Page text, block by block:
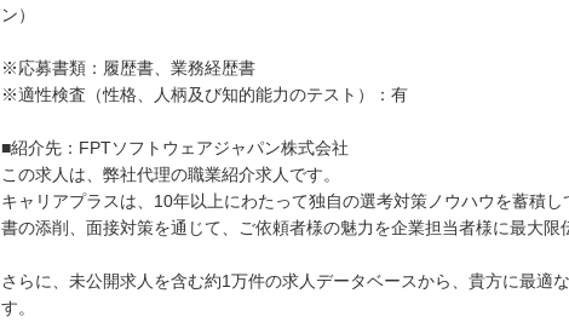
ン）
※応募書類：履歴書、業務経歴書
※適性検査（性格、人柄及び知的能力のテスト）：有
■紹介先：FPTソフトウェアジャパン株式会社
この求人は、弊社代理の職業紹介求人です。
キャリアプラスは、10年以上にわたって独自の選考対策ノウハウを蓄積
書の添削、面接対策を通じて、ご依頼者様の魅力を企業担当者様に最大
さらに、未公開求人を含む約1万件の求人データベースから、貴方に最適
す。